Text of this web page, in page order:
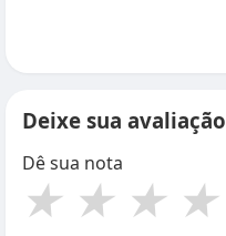
Deixe sua avaliação
Dê sua nota
★ ★ ★ ★